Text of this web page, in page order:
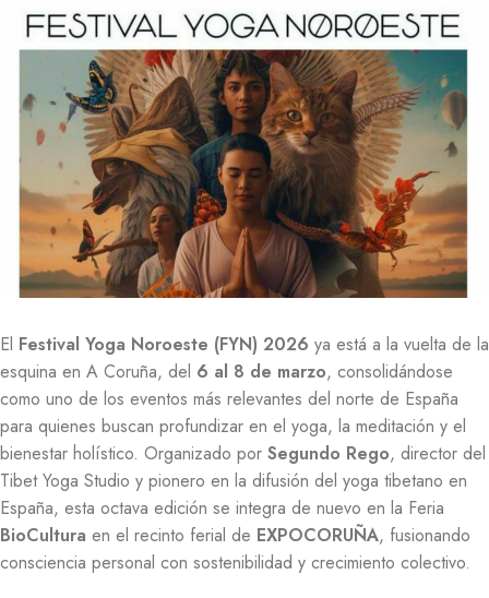
El Festival Yoga Noroeste (FYN) 2026 ya está a la vuelta de la
esquina en A Coruña, del 6 al 8 de marzo, consolidándose
como uno de los eventos más relevantes del norte de España
para quienes buscan profundizar en el yoga, la meditación y el
bienestar holístico. Organizado por Segundo Rego, director del
Tibet Yoga Studio y pionero en la difusión del yoga tibetano en
España, esta octava edición se integra de nuevo en la Feria
BioCultura en el recinto ferial de EXPOCORUÑA, fusionando
consciencia personal con sostenibilidad y crecimiento colectivo.